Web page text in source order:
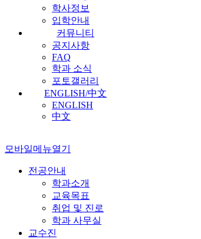
학사정보
입학안내
커뮤니티
공지사항
FAQ
학과 소식
포토갤러리
ENGLISH/中文
ENGLISH
中文
모바일메뉴열기
전공안내
학과소개
교육목표
취업 및 진로
학과 사무실
교수진